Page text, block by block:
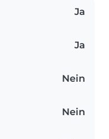
Ja
Ja
Nein
Nein